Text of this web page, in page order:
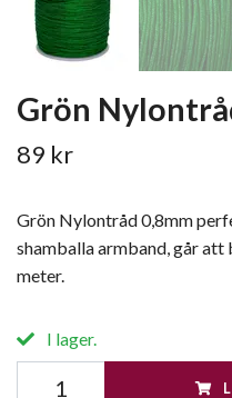
Grön
89 kr
Grön Nylontråd 0,8mm
shamballa armband, går att
meter.
I lager.